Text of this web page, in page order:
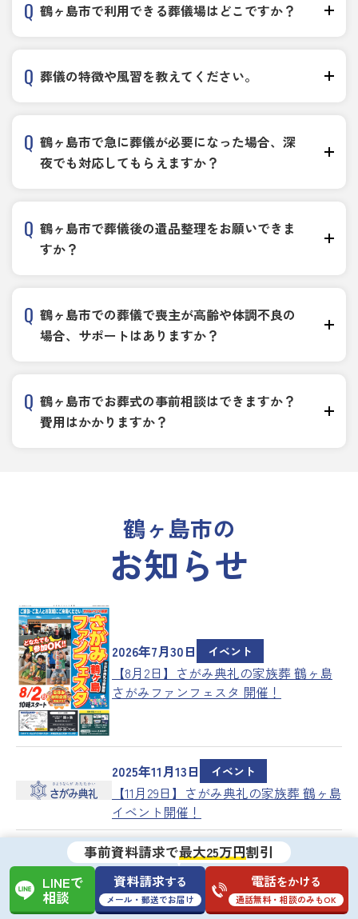
鶴ヶ島市で利用できる葬儀場はどこですか？
葬儀の特徴や風習を教えてください。
鶴ヶ島市で急に葬儀が必要になった場合、深
夜でも対応してもらえますか？
鶴ヶ島市で葬儀後の遺品整理をお願いできま
すか？
鶴ヶ島市での葬儀で喪主が高齢や体調不良の
場合、サポートはありますか？
鶴ヶ島市でお葬式の事前相談はできますか？
費用はかかりますか？
鶴ヶ島市の
お知らせ
2026年7月30日 イベント
【8月2日】さがみ典礼の家族葬 鶴ヶ島
さがみファンフェスタ 開催！
2025年11月13日 イベント
【11月29日】さがみ典礼の家族葬 鶴ヶ島
イベント開催！
2025年7月30日 イベント
【8月7日】さがみ典礼の家族葬 鶴ヶ島
超目玉企画 開催！
事前資料請求で最大25万円割引
LINEで
相談
資料請求する
メール・郵送でお届け
電話をかける
通話無料・相談のみもOK